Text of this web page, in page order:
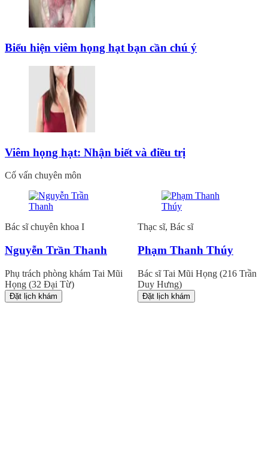
Biểu hiện viêm họng hạt bạn cần chú ý
Viêm họng hạt: Nhận biết và điều trị
Cố vấn chuyên môn
Bác sĩ chuyên khoa I
Nguyễn Trần Thanh
Phụ trách phòng khám Tai Mũi
Họng (32 Đại Từ)
Đặt lịch khám
Thạc sĩ, Bác sĩ
Phạm Thanh Thúy
Bác sĩ Tai Mũi Họng (216 Trần
Duy Hưng)
Đặt lịch khám